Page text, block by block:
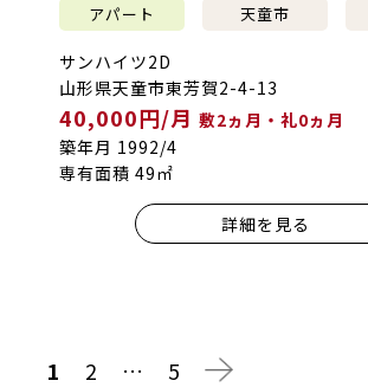
アパート 天童市
サンハイツ2D
山形県天童市東芳賀2-4-13
40,000円/月 敷2ヵ月・礼0ヵ月
築年月 1992/4
専有面積 49㎡
詳細を見る
1 2 … 5